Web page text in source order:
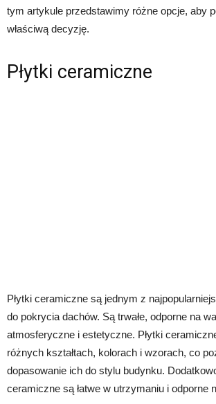
tym artykule przedstawimy różne opcje, aby
właściwą decyzję.
Płytki ceramiczne
Płytki ceramiczne są jednym z
do pokrycia dachów. Są trwałe, odporne na
atmosferyczne i estetyczne. Płytki
różnych kształtach, kolorach i wzorach, co
dopasowanie ich do stylu budynku.
ceramiczne są łatwe w utrzymaniu i odporne